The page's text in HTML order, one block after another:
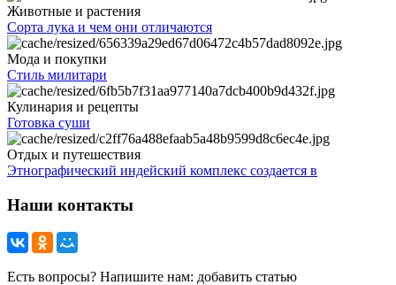
Животные и растения
Сорта лука и чем они отличаются
Мода и покупки
Стиль милитари
Кулинария и рецепты
Готовка суши
Отдых и путешествия
Этнографический индейский комплекс создается в
Наши контакты
Есть вопросы? Напишите нам: добавить статью